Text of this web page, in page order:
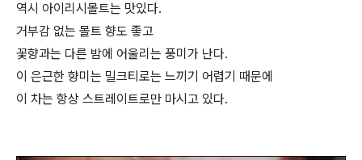
역시 아이리시몰트는 맛있다.
거부감 없는 몰트 향도 좋고
꽃향과는 다른 밤에 어울리는 풍미가 난다.
이 은근한 향미는 밀크티로는 느끼기 어렵기 때문에
이 차는 항상 스트레이트로만 마시고 있다.